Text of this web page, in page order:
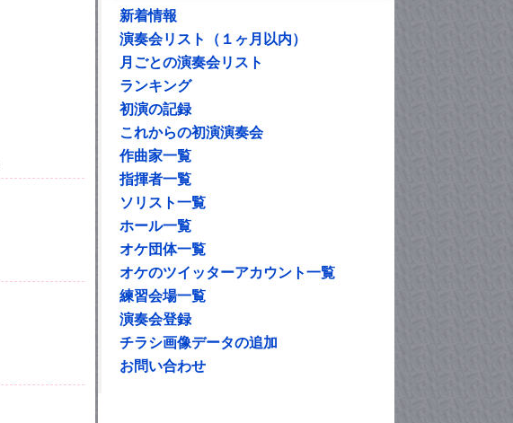
新着情報
演奏会リスト（１ヶ月以内）
月ごとの演奏会リスト
ランキング
初演の記録
これからの初演演奏会
作曲家一覧
指揮者一覧
ソリスト一覧
ホール一覧
オケ団体一覧
オケのツイッターアカウント一覧
練習会場一覧
演奏会登録
チラシ画像データの追加
お問い合わせ